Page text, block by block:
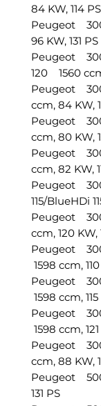
84 KW, 114 PS
Peugeot
96 KW, 131 PS
Peugeot
120 1560
Peugeot
ccm, 84 KW,
Peugeot
ccm, 80 KW,
Peugeot
ccm, 82 KW,
Peugeot
115/BlueHDi
Peugeot
ccm, 120 KW,
Peugeot
1598 ccm,
Peugeot
1598 ccm,
Peugeot
1598 ccm,
Peugeot
ccm, 88 KW,
Peugeot
131 PS